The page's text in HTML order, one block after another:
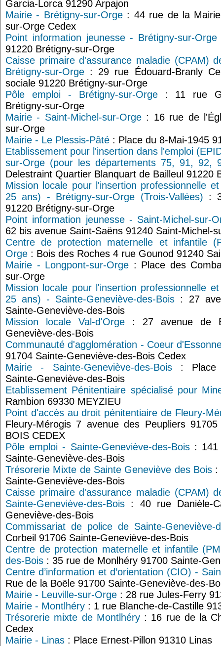
Garcia-Lorca 91290 Arpajon
Mairie - Brétigny-sur-Orge: 44 rue de la
sur-Orge Cedex
Point information jeunesse - Brétigny-sur-Orge
91220 Brétigny-sur-Orge
Caisse primaire d'assurance maladie (CPAM)
Brétigny-sur-Orge : 29 rue Édouard-Branly
sociale 91220 Brétigny-sur-Orge
Pôle emploi - Brétigny-sur-Orge: 11 rue
Brétigny-sur-Orge
Mairie - Saint-Michel-sur-Orge: 16 rue de
sur-Orge
Mairie - Le Plessis-Pâté : Place du 8-Mai-1945
Etablissement pour l'insertion dans l'emploi
sur-Orge (pour les départements 75, 91, 92,
Delestraint Quartier Blanquart de Bailleul 91220
Mission locale pour l'insertion professionnelle
25 ans) - Brétigny-sur-Orge (Trois-Vallées) :
91220 Brétigny-sur-Orge
Point information jeunesse - Saint-Michel-sur-
62 bis avenue Saint-Saëns 91240 Saint-Michel-
Centre de protection maternelle et infantile
Orge : Bois des Roches 4 rue Gounod 91240
Mairie - Longpont-sur-Orge : Place des
sur-Orge
Mission locale pour l'insertion professionnelle
25 ans) - Sainte-Geneviève-des-Bois : 27
Sainte-Geneviève-des-Bois
Mission locale Val-d'Orge : 27 avenue de
Geneviève-des-Bois
Communauté d'agglomération - Coeur
91704 Sainte-Geneviève-des-Bois Cedex
Mairie - Sainte-Geneviève-des-Bois: Place
Sainte-Geneviève-des-Bois
Etablissement Pénitentiaire spécialisé pour
Rambion 69330 MEYZIEU
Point d'accès au droit pénitentiaire de Fleury-
Fleury-Mérogis 7 avenue des Peupliers
BOIS CEDEX
Pôle emploi - Sainte-Geneviève-des-Bois: 141
Sainte-Geneviève-des-Bois
Trésorerie Mixte de Sainte Geneviève des Bois :
Sainte-Geneviève-des-Bois
Caisse primaire d'assurance maladie (CPAM)
Sainte-Geneviève-des-Bois : 40 rue Danièle-
Geneviève-des-Bois
Commissariat de police de Sainte-Geneviève-
Corbeil 91706 Sainte-Geneviève-des-Bois
Centre de protection maternelle et infantile
des-Bois : 35 rue de Monlhéry 91700 Sainte-
Centre d’information et d’orientation (CIO) -
Rue de la Boële 91700 Sainte-Geneviève-des-
Mairie - Leuville-sur-Orge : 28 rue Jules-Ferry
Mairie - Montlhéry : 1 rue Blanche-de-Castille
Trésorerie mixte de Montlhéry: 16 rue de la
Cedex
Mairie - Linas : Place Ernest-Pillon 91310 Linas